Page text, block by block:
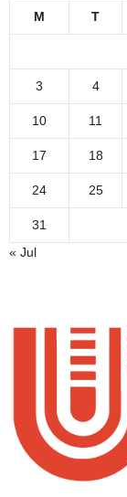
M T
3 4
10 11
17 18
24 25
31
« Jul